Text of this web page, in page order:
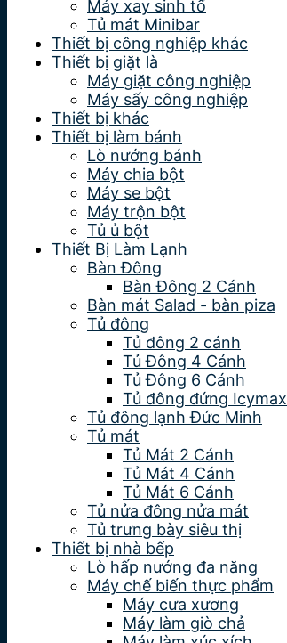
Máy xay sinh tố
Tủ mát Minibar
Thiết bị công nghiệp khác
Thiết bị giặt là
Máy giặt công nghiệp
Máy sấy công nghiệp
Thiết bị khác
Thiết bị làm bánh
Lò nướng bánh
Máy chia bột
Máy se bột
Máy trộn bột
Tủ ủ bột
Thiết Bị Làm Lạnh
Bàn Đông
Bàn Đông 2 Cánh
Bàn mát Salad - bàn piza
Tủ đông
Tủ đông 2 cánh
Tủ Đông 4 Cánh
Tủ Đông 6 Cánh
Tủ đông đứng Icymax
Tủ đông lạnh Đức Minh
Tủ mát
Tủ Mát 2 Cánh
Tủ Mát 4 Cánh
Tủ Mát 6 Cánh
Tủ nửa đông nửa mát
Tủ trưng bày siêu thị
Thiết bị nhà bếp
Lò hấp nướng đa năng
Máy chế biến thực phẩm
Máy cưa xương
Máy làm giò chả